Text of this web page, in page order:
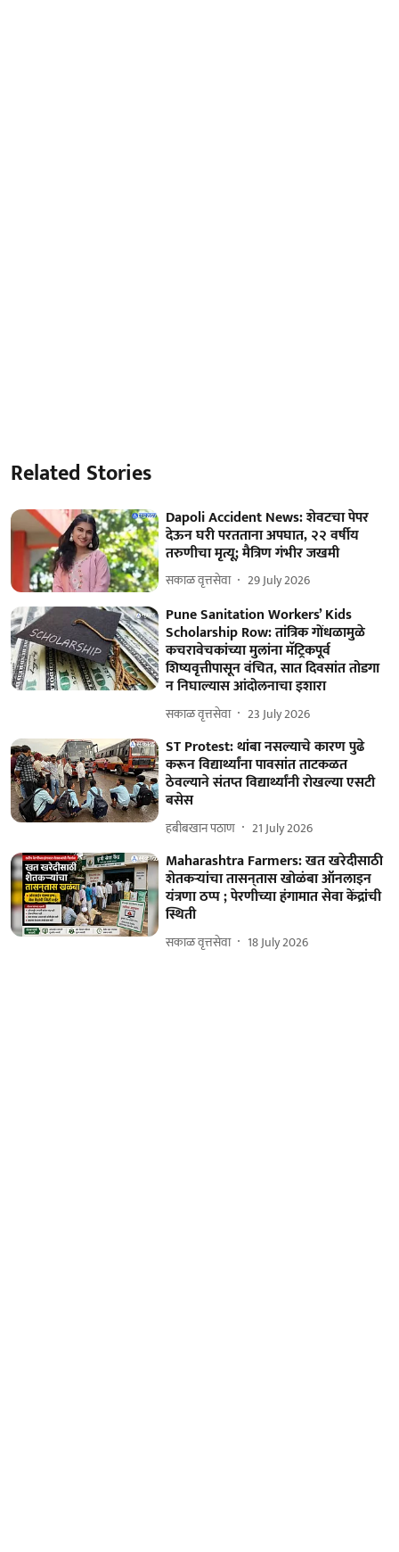
Related Stories
Dapoli Accident News: शेवटचा पेपर
देऊन घरी परतताना अपघात, २२ वर्षीय
तरुणीचा मृत्यू; मैत्रिण गंभीर जखमी
सकाळ वृत्तसेवा 29 July 2026
Pune Sanitation Workers’ Kids
Scholarship Row: तांत्रिक गोंधळामुळे
कचरावेचकांच्या मुलांना मॅट्रिकपूर्व
शिष्यवृत्तीपासून वंचित, सात दिवसांत तोडगा
न निघाल्यास आंदोलनाचा इशारा
सकाळ वृत्तसेवा 23 July 2026
ST Protest: थांबा नसल्याचे कारण पुढे
करून विद्यार्थ्यांना पावसांत ताटकळत
ठेवल्याने संतप्त विद्यार्थ्यांनी रोखल्या एसटी
बसेस
हबीबखान पठाण 21 July 2026
Maharashtra Farmers: खत खरेदीसाठी
शेतकऱ्यांचा तासन्‌तास खोळंबा ऑनलाइन
यंत्रणा ठप्प ; पेरणीच्या हंगामात सेवा केंद्रांची
स्थिती
सकाळ वृत्तसेवा 18 July 2026